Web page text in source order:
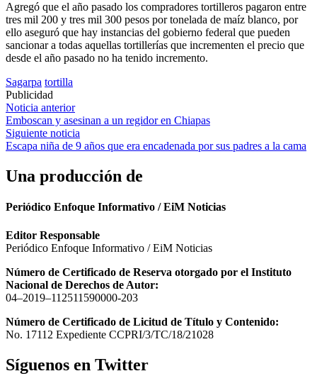
Agregó que el año pasado los compradores tortilleros pagaron entre
tres mil 200 y tres mil 300 pesos por tonelada de maíz blanco, por
ello aseguró que hay instancias del gobierno federal que pueden
sancionar a todas aquellas tortillerías que incrementen el precio que
desde el año pasado no ha tenido incremento.
Sagarpa tortilla
Publicidad
Navegación
de
entradas
Noticia anterior
Emboscan y asesinan a un regidor en Chiapas
Siguiente noticia
Escapa niña de 9 años que era encadenada por sus padres a la cama
Una producción de
Periódico Enfoque Informativo / EiM Noticias
Editor Responsable
Periódico Enfoque Informativo / EiM Noticias
Número de Certificado de Reserva otorgado por el Instituto
Nacional de Derechos de Autor:
04–2019–112511590000-203
Número de Certificado de Licitud de Título y Contenido:
No. 17112 Expediente CCPRI/3/TC/18/21028
Síguenos en Twitter